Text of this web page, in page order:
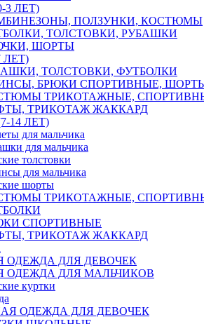
3 ЛЕТ)
ПОЛЗУНКИ, КОСТЮМЫ
ТОЛСТОВКИ, РУБАШКИ
ШОРТЫ
ЛЕТ)
ТОЛСТОВКИ, ФУТБОЛКИ
БРЮКИ СПОРТИВНЫЕ,
ТРИКОТАЖНЫЕ,
ТРИКОТАЖ ЖАККАРД
14 ЛЕТ)
для мальчика
для мальчика
толстовки
для мальчика
шорты
ТРИКОТАЖНЫЕ,
СПОРТИВНЫЕ
ТРИКОТАЖ ЖАККАРД
ОДЕЖДА ДЛЯ ДЕВОЧЕК
ОДЕЖДА ДЛЯ МАЛЬЧИКОВ
куртки
ОДЕЖДА ДЛЯ ДЕВОЧЕК